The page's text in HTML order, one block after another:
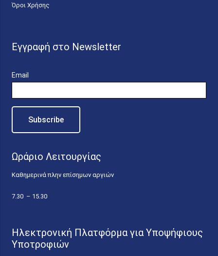
Όροι Χρήσης
Εγγραφή στο Newsletter
Email
Ωράριο Λειτουργίας
Καθημερινά πλην επίσημων αργιών
7.30 – 15.30
Ηλεκτρονική Πλατφόρμα για Υποψήφιους
Υποτροφιών